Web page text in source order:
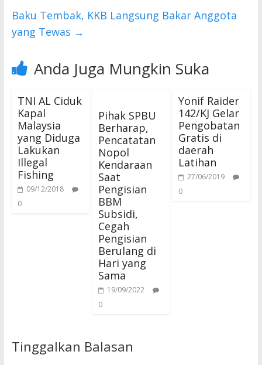
A
p
Baku Tembak, KKB Langsung Bakar Anggota
yang Tewas →
Anda Juga Mungkin Suka
TNI AL Ciduk
Kapal
Malaysia
yang Diduga
Lakukan
Illegal
Fishing
09/12/2018
0
Pihak SPBU
Berharap,
Pencatatan
Nopol
Kendaraan
Saat
Pengisian
BBM
Subsidi,
Cegah
Pengisian
Berulang di
Hari yang
Sama
19/09/2022
0
Yonif Raider
142/KJ Gelar
Pengobatan
Gratis di
daerah
Latihan
27/06/2019
0
Tinggalkan Balasan